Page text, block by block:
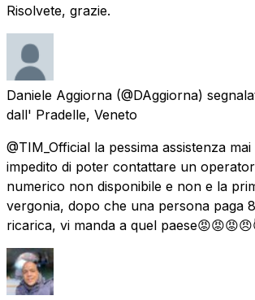
Risolvete, grazie.
Daniele Aggiorna (@DAggiorna)
dall' Pradelle, Veneto
@TIM_Official la pessima assistenza
impedito di poter contattare un
numerico non disponibile e non e la
vergonia, dopo che una persona paga
ricarica, vi manda a quel